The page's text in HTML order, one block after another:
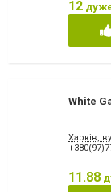
12
White
Харків,
11.88